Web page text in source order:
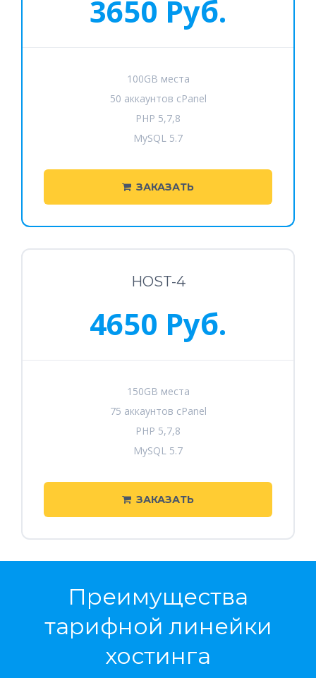
3650 Руб.
100GB места
50 аккаунтов cPanel
PHP 5,7,8
MySQL 5.7
ЗАКАЗАТЬ
HOST-4
4650 Руб.
150GB места
75 аккаунтов cPanel
PHP 5,7,8
MySQL 5.7
ЗАКАЗАТЬ
Преимущества
тарифной линейки
хостинга